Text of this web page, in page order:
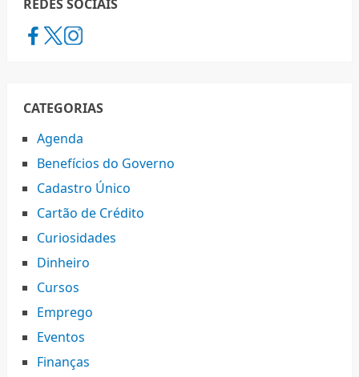
REDES SOCIAIS
CATEGORIAS
Agenda
Benefícios do Governo
Cadastro Único
Cartão de Crédito
Curiosidades
Dinheiro
Cursos
Emprego
Eventos
Finanças